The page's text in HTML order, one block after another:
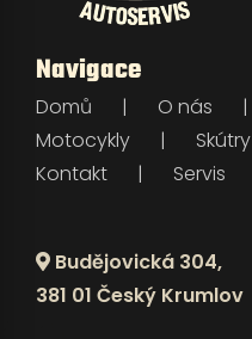
Navigace
Domů O nás
Motocykly
Skútry
Kontakt
Servis
Budějovická 304,
381 01 Český Krumlov